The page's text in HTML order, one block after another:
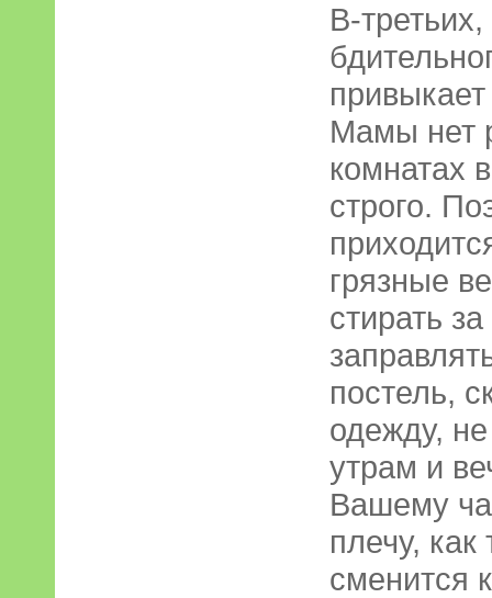
В-
Мамы нет
комнатах
строго.
грязные
стирать
постель,
одежду,
утрам и
Вашему
плечу,
сменится